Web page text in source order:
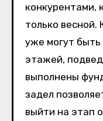
конкурентами,
только весной.
уже могут быть
этажей,
выполнены
задел
выйти на этап